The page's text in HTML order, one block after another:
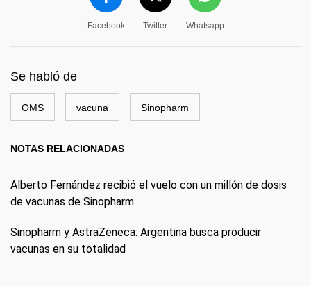
Facebook Twitter Whatsapp
Se habló de
OMS vacuna Sinopharm
NOTAS RELACIONADAS
Alberto Fernández recibió el vuelo con un millón de dosis
de vacunas de Sinopharm
Sinopharm y AstraZeneca: Argentina busca producir
vacunas en su totalidad